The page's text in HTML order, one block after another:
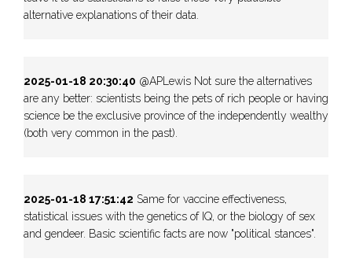
alternative explanations of their data.
2025-01-18 20:30:40 @APLewis Not sure the alternatives
are any better: scientists being the pets of rich people or having
science be the exclusive province of the independently wealthy
(both very common in the past).
2025-01-18 17:51:42 Same for vaccine effectiveness,
statistical issues with the genetics of IQ, or the biology of sex
and gendeer. Basic scientific facts are now "political stances".